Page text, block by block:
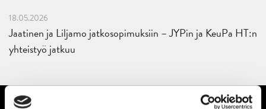
18.05.2026
Jaatinen ja Liljamo jatkosopimuksiin – JYPin ja KeuPa HT:n
yhteistyö jatkuu